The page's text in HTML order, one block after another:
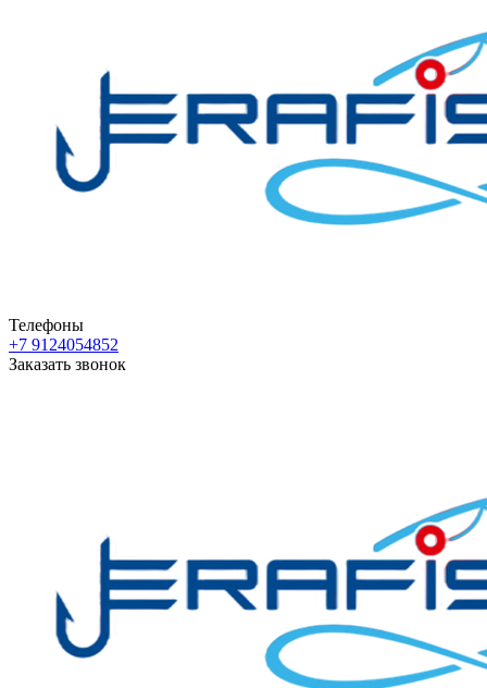
Телефоны
+7 9124054852
Заказать звонок